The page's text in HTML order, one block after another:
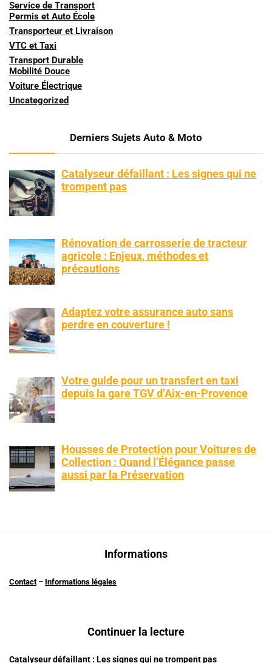
Service de Transport
Permis et Auto École
Transporteur et Livraison
VTC et Taxi
Transport Durable
Mobilité Douce
Voiture Électrique
Uncategorized
Derniers Sujets Auto & Moto
Catalyseur défaillant : Les signes qui ne
trompent pas
Rénovation de carrosserie de tracteur
agricole : Enjeux, méthodes et
précautions
Adaptez votre assurance auto sans
perdre en couverture !
Votre guide pour un transfert en taxi
depuis la gare TGV d’Aix-en-Provence
Housses de Protection pour Voitures de
Collection : Quand l’Élégance passe
aussi par la Préservation
Informations
Contact– Informations légales
Continuer la lecture
Catalyseur défaillant : Les signes qui ne trompent pas